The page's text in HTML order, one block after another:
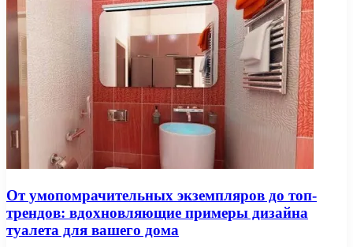
От умопомрачительных экземпляров до топ-
трендов: вдохновляющие примеры дизайна
туалета для вашего дома